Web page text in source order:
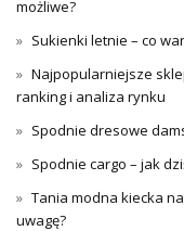
możliwe?
Sukienki letnie – co
Najpopularniejsze
ranking i analiza rynku
Spodnie dresowe
Spodnie cargo – jak
Tania modna kiecka
uwagę?